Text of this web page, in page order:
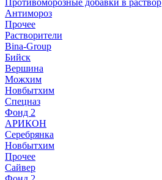
Противоморозные добавки в раствор
Антимороз
Прочее
Растворители
Bina-Group
Бийск
Вершина
Можхим
Новбытхим
Спецназ
Фонд 2
АРИКОН
Серебрянка
Новбытхим
Прочее
Сайвер